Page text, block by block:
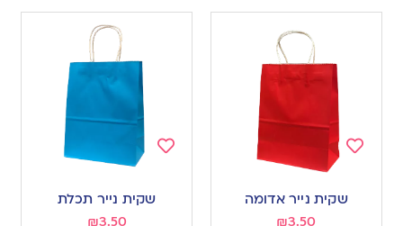
wishlist
שקית נייר אדומה
₪3.50
wishlist
שקית נייר תכלת
₪3.50